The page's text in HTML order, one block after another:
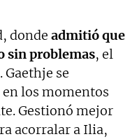
donde admitió que
sin problemas, el
se
los momentos
Gestionó mejor
acorralar a Ilia,